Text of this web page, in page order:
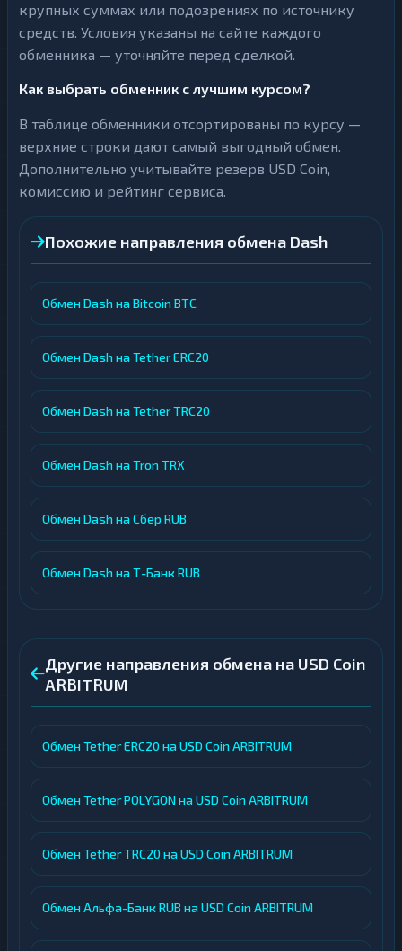
крупных суммах или подозрениях по источнику
средств. Условия указаны на сайте каждого
обменника — уточняйте перед сделкой.
Как выбрать обменник с лучшим курсом?
В таблице обменники отсортированы по курсу —
верхние строки дают самый выгодный обмен.
Дополнительно учитывайте резерв USD Coin,
комиссию и рейтинг сервиса.
Похожие направления обмена Dash
Обмен Dash на Bitcoin BTC
Обмен Dash на Tether ERC20
Обмен Dash на Tether TRC20
Обмен Dash на Tron TRX
Обмен Dash на Сбер RUB
Обмен Dash на Т-Банк RUB
Другие направления обмена на USD Coin
ARBITRUM
Обмен Tether ERC20 на USD Coin ARBITRUM
Обмен Tether POLYGON на USD Coin ARBITRUM
Обмен Tether TRC20 на USD Coin ARBITRUM
Обмен Альфа-Банк RUB на USD Coin ARBITRUM